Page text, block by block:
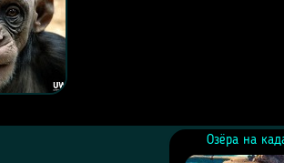
Озёра на